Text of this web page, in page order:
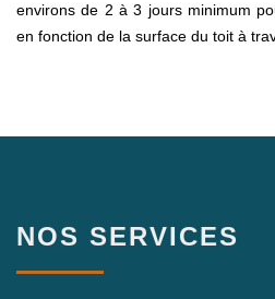
environs de 2 à 3 jours minimum
en fonction de la surface du toit à
NOS SERVICES